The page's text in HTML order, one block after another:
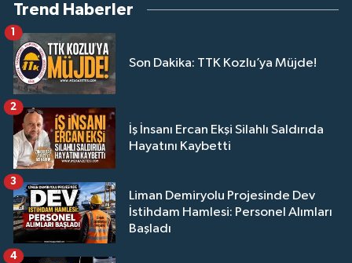
Trend Haberler
Son Dakika: TTK Kozlu’ya Müjde!
1
İş İnsanı Ercan Ekşi Silahlı Saldırıda
Hayatını Kaybetti
2
Liman Demiryolu Projesinde Dev
İstihdam Hamlesi: Personel Alımları
Başladı
3
4